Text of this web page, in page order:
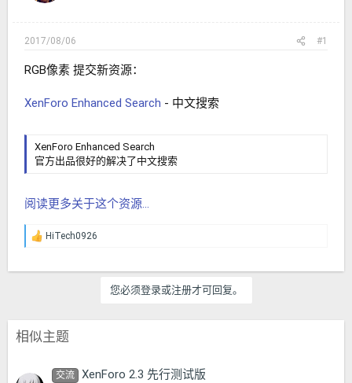
2017/08/06 #1
RGB像素 提交新资源：
XenForo Enhanced Search - 中文搜索
XenForo Enhanced Search
官方出品很好的解决了中文搜索
阅读更多关于这个资源...
反
HiTech0926
您必须登录或注册才可回复。
相似主题
交流 XenForo 2.3 先行测试版